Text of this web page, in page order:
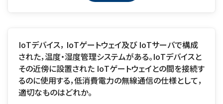
IoTデバイス， IoTゲートウェイ及び IoTサーバで構成
された，温度・湿度管理システムがある。IoTデバイスと
その近傍に設置された IoTゲートウェイとの間を接続す
るのに使用する，低消費電力の無線通信の仕様として，
適切なものはどれか。